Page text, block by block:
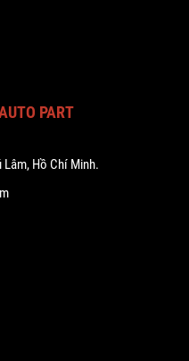
PART
Hồ Chí Minh.